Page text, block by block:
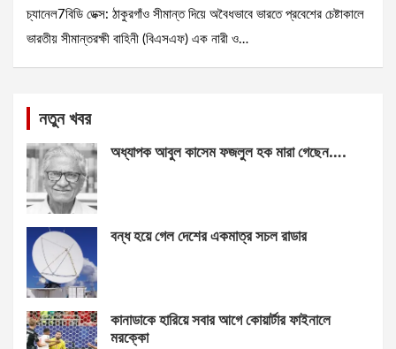
চ্যানেল7বিডি ডেক্স: ঠাকুরগাঁও সীমান্ত দিয়ে অবৈধভাবে ভারতে প্রবেশের চেষ্টাকালে
ভারতীয় সীমান্তরক্ষী বাহিনী (বিএসএফ) এক নারী ও…
নতুন খবর
অধ্যাপক আবুল কাসেম ফজলুল হক মারা গেছেন….
বন্ধ হয়ে গেল দেশের একমাত্র সচল রাডার
কানাডাকে হারিয়ে সবার আগে কোয়ার্টার ফাইনালে
মরক্কো